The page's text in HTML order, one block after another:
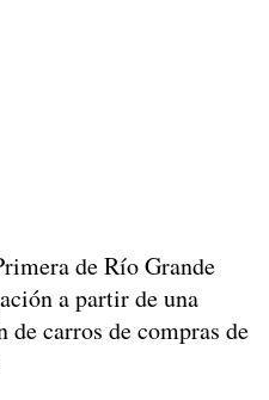
de Río Grande
a partir de una
carros de compras de